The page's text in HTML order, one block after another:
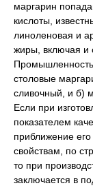
маргарин
кислоты,
линоленовая и
жиры, включая и
столовые
сливочный, и б)
Если при
показателем
приближение
свойствам, по
то при
заключается в